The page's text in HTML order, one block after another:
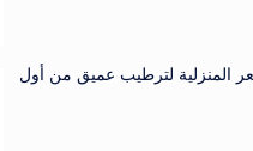
المنزلية لترطيب عميق من أول